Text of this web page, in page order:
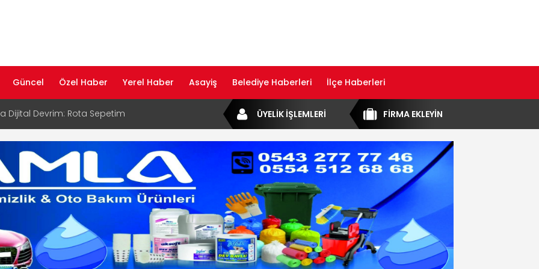
Güncel Özel Haber Yerel Haber Asayiş Belediye Haberleri İlçe Haberleri
Dijital Devrim: Rota Sepetim
Bölge Müdürü Makam Koltuğunu
Rehberi ile Google ve Yapay Zeka
Öne Çıkın
Rehberi Hizmete Girdi
Yayın Hayatına Başladı | Hızlı ve Akıllı
FİRMA EKLEYİN
ÜYELİK İŞLEMLERİ